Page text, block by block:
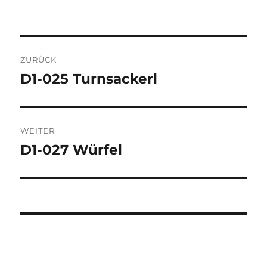
ZURÜCK
Vorheriger
D1-025 Turnsackerl
WEITER
Nächster
D1-027 Würfel